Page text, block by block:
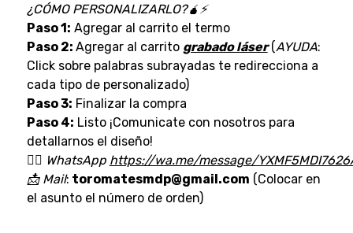
¿CÓMO PERSONALIZARLO?🧉⚡
Paso 1: Agregar al carrito el termo
Paso 2: Agregar al carrito grabado láser(AYUDA:
Click sobre palabras subrayadas te redirecciona a
cada tipo de personalizado)
Paso 3: Finalizar la compra
Paso 4: Listo ¡Comunicate con nosotros para
detallarnos el diseño!
👉🏼 WhatsApp https://wa.me/message/
📩 Mail: toromatesmdp@gmail.com (Colocar en
el asunto el número de orden)